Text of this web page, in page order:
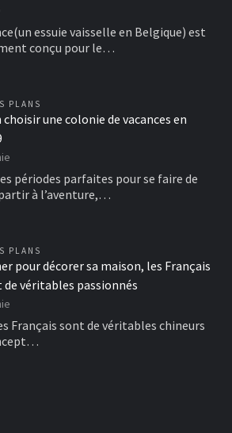
essuie vaisselle en Belgique) est
conçu pour le…
PLANS
choisir une colonie de vacances en
périodes parfaites pour se faire de
à l’aventure,…
PLANS
pour décorer sa maison, les Français
de véritables passionnés
Français sont de véritables chineurs